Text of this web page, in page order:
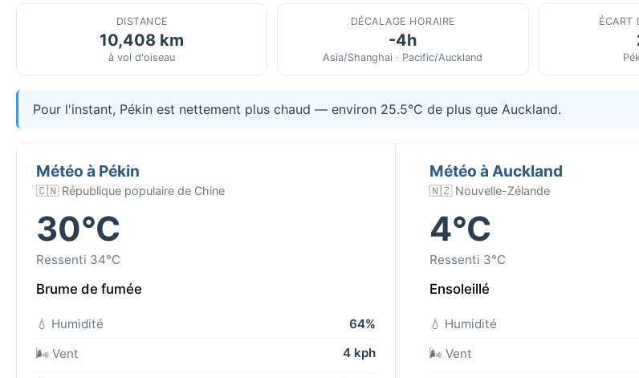
DISTANCE
10,408 km
à vol d'oiseau
DÉCALAGE HORAIRE
-4h
Asia/Shanghai · Pacific/Auckland
ÉCART
Pour l'instant, Pékin est nettement plus chaud — environ 25.5°C de plus que Auckland.
Météo à Pékin
🇨🇳 République populaire de Chine
30°C
Ressenti 34°C
Brume de fumée
💧 Humidité
64%
🌬️ Vent
4 kph
Météo à Auckland
🇳🇿 Nouvelle-Zélande
4°C
Ressenti 3°C
Ensoleillé
💧 Humidité
🌬️ Vent